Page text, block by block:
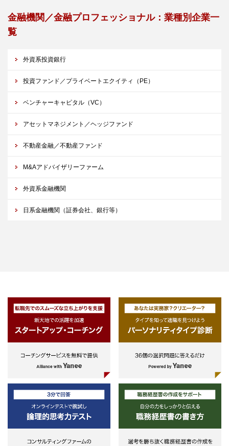
金融機関／金融プロフェッショナル：業種別企業一
覧
外資系投資銀行
投資ファンド／プライベートエクイティ（PE）
ベンチャーキャピタル（VC）
アセットマネジメント／ヘッジファンド
不動産金融／不動産ファンド
M&Aアドバイザリーファーム
外資系金融機関
日系金融機関（証券会社、銀行等）